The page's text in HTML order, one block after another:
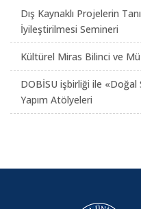
Dış Kaynaklı Projelerin
İyileştirilmesi Semineri
Kültürel Miras Bilinci ve
DOBİSU işbirliği ile «Doğal
Yapım Atölyeleri